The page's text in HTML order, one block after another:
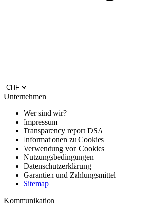
Unternehmen
Wer sind wir?
Impressum
Transparency report DSA
Informationen zu Cookies
Verwendung von Cookies
Nutzungsbedingungen
Datenschutzerklärung
Garantien und Zahlungsmittel
Sitemap
Kommunikation